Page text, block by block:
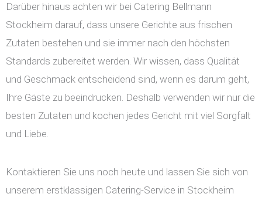
Darüber hinaus achten wir bei Catering Bellmann
Stockheim darauf, dass unsere Gerichte aus frischen
Zutaten bestehen und sie immer nach den höchsten
Standards zubereitet werden. Wir wissen, dass Qualität
und Geschmack entscheidend sind, wenn es darum geht,
Ihre Gäste zu beeindrucken. Deshalb verwenden wir nur die
besten Zutaten und kochen jedes Gericht mit viel Sorgfalt
und Liebe.
Kontaktieren Sie uns noch heute und lassen Sie sich von
unserem erstklassigen Catering-Service in Stockheim